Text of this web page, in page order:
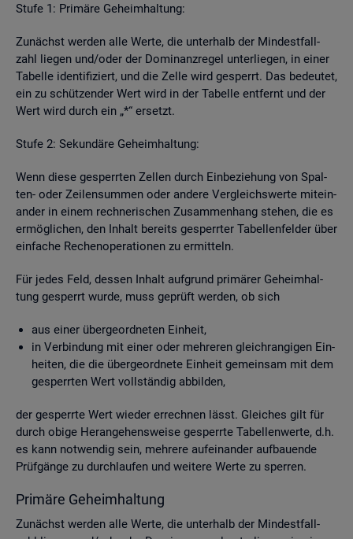
Stufe 1: Pri­mä­re Ge­heim­hal­tung:
Zu­nächst wer­den alle Werte, die un­ter­halb der Min­dest­fall­
zahl lie­gen und/oder der Do­mi­nanz­re­gel un­ter­lie­gen, in einer
Ta­bel­le iden­ti­fi­ziert, und die Zelle wird ge­sperrt. Das be­deu­tet,
ein zu schüt­zen­der Wert wird in der Ta­bel­le ent­fernt und der
Wert wird durch ein „*“ er­setzt.
Stufe 2: Se­kun­dä­re Ge­heim­hal­tung:
Wenn diese ge­sperr­ten Zel­len durch Ein­be­zie­hung von Spal­
ten- oder Zei­len­sum­men oder an­de­re Ver­gleichs­wer­te mit­ein­
an­der in einem rech­ne­ri­schen Zu­sam­men­hang ste­hen, die es
er­mög­li­chen, den In­halt be­reits ge­sperr­ter Ta­bel­len­fel­der über
ein­fa­che Re­chen­ope­ra­tio­nen zu er­mit­teln.
Für jedes Feld, des­sen In­halt auf­grund pri­mä­rer Ge­heim­hal­
tung ge­sperrt wurde, muss ge­prüft wer­den, ob sich
aus einer über­ge­ord­ne­ten Ein­heit,
in Ver­bin­dung mit einer oder meh­re­ren gleich­ran­gi­gen Ein­
hei­ten, die die über­ge­ord­ne­te Ein­heit ge­mein­sam mit dem
ge­sperr­ten Wert voll­stän­dig ab­bil­den,
der ge­sperr­te Wert wie­der er­rech­nen lässt. Glei­ches gilt für
durch obige Her­an­ge­hens­wei­se ge­sperr­te Ta­bel­len­wer­te, d.h.
es kann not­wen­dig sein, meh­re­re auf­ein­an­der auf­bau­en­de
Prüf­gän­ge zu durch­lau­fen und wei­te­re Werte zu sper­ren.
Pri­mä­re Ge­heim­hal­tung
Zu­nächst wer­den alle Werte, die un­ter­halb der Min­dest­fall­